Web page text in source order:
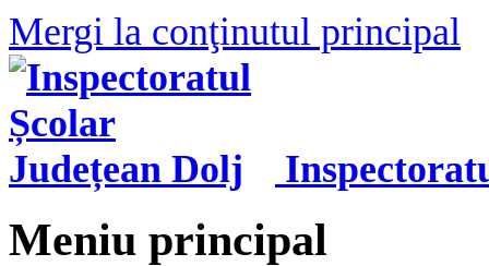
Mergi la conţinutul principal
Meniu principal